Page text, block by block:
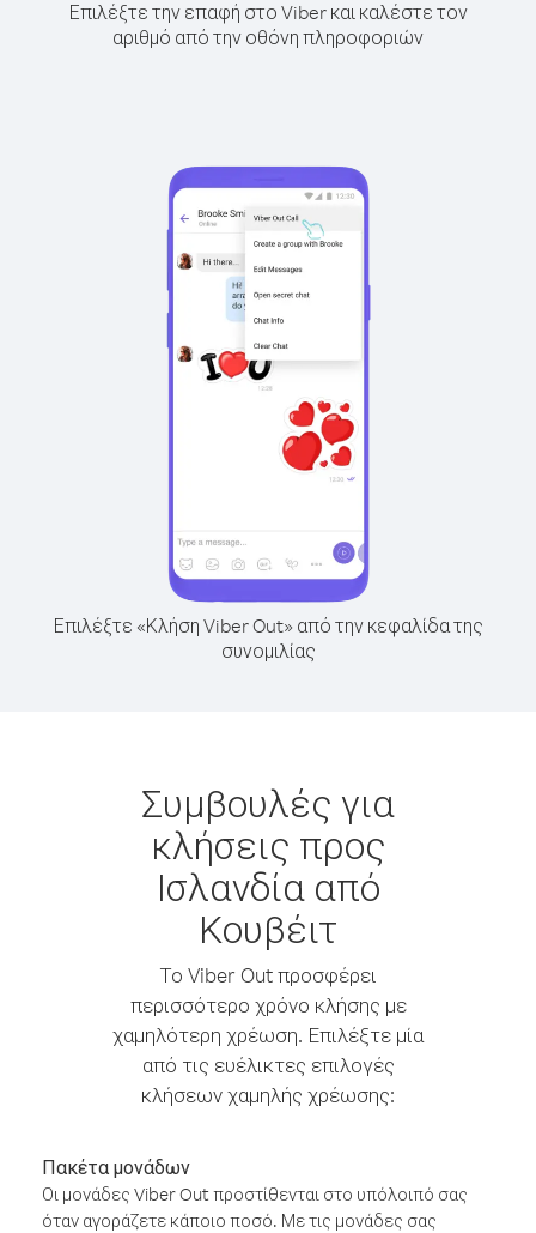
Επιλέξτε την επαφή στο Viber και καλέστε τον
αριθμό από την οθόνη πληροφοριών
Επιλέξτε «Κλήση Viber Out» από την κεφαλίδα της
συνομιλίας
Συμβουλές για
κλήσεις προς
Ισλανδία από
Κουβέιτ
Το Viber Out προσφέρει
περισσότερο χρόνο κλήσης με
χαμηλότερη χρέωση. Επιλέξτε μία
από τις ευέλικτες επιλογές
κλήσεων χαμηλής χρέωσης:
Πακέτα μονάδων
Οι μονάδες Viber Out προστίθενται στο υπόλοιπό σας
όταν αγοράζετε κάποιο ποσό. Με τις μονάδες σας